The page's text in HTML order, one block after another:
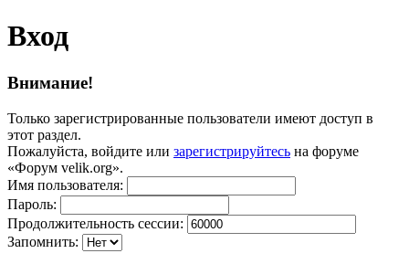
Вход
Внимание!
Только зарегистрированные пользователи имеют доступ в
этот раздел.
Пожалуйста, войдите или зарегистрируйтесь на форуме
«Форум velik.org».
Имя пользователя:
Пароль:
Продолжительность сессии:
Запомнить: